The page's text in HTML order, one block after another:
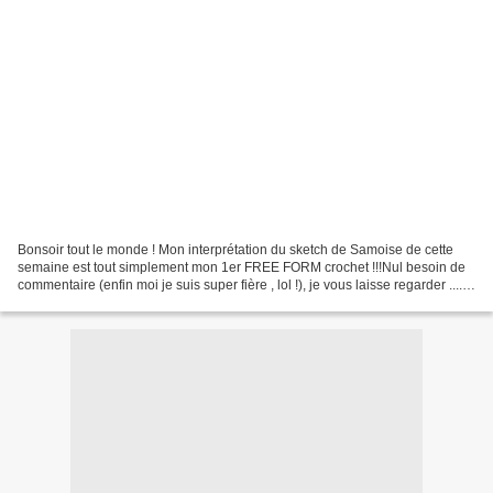
Bonsoir tout le monde ! Mon interprétation du sketch de Samoise de cette
semaine est tout simplement mon 1er FREE FORM crochet !!!Nul besoin de
commentaire (enfin moi je suis super fière , lol !), je vous laisse regarder ......